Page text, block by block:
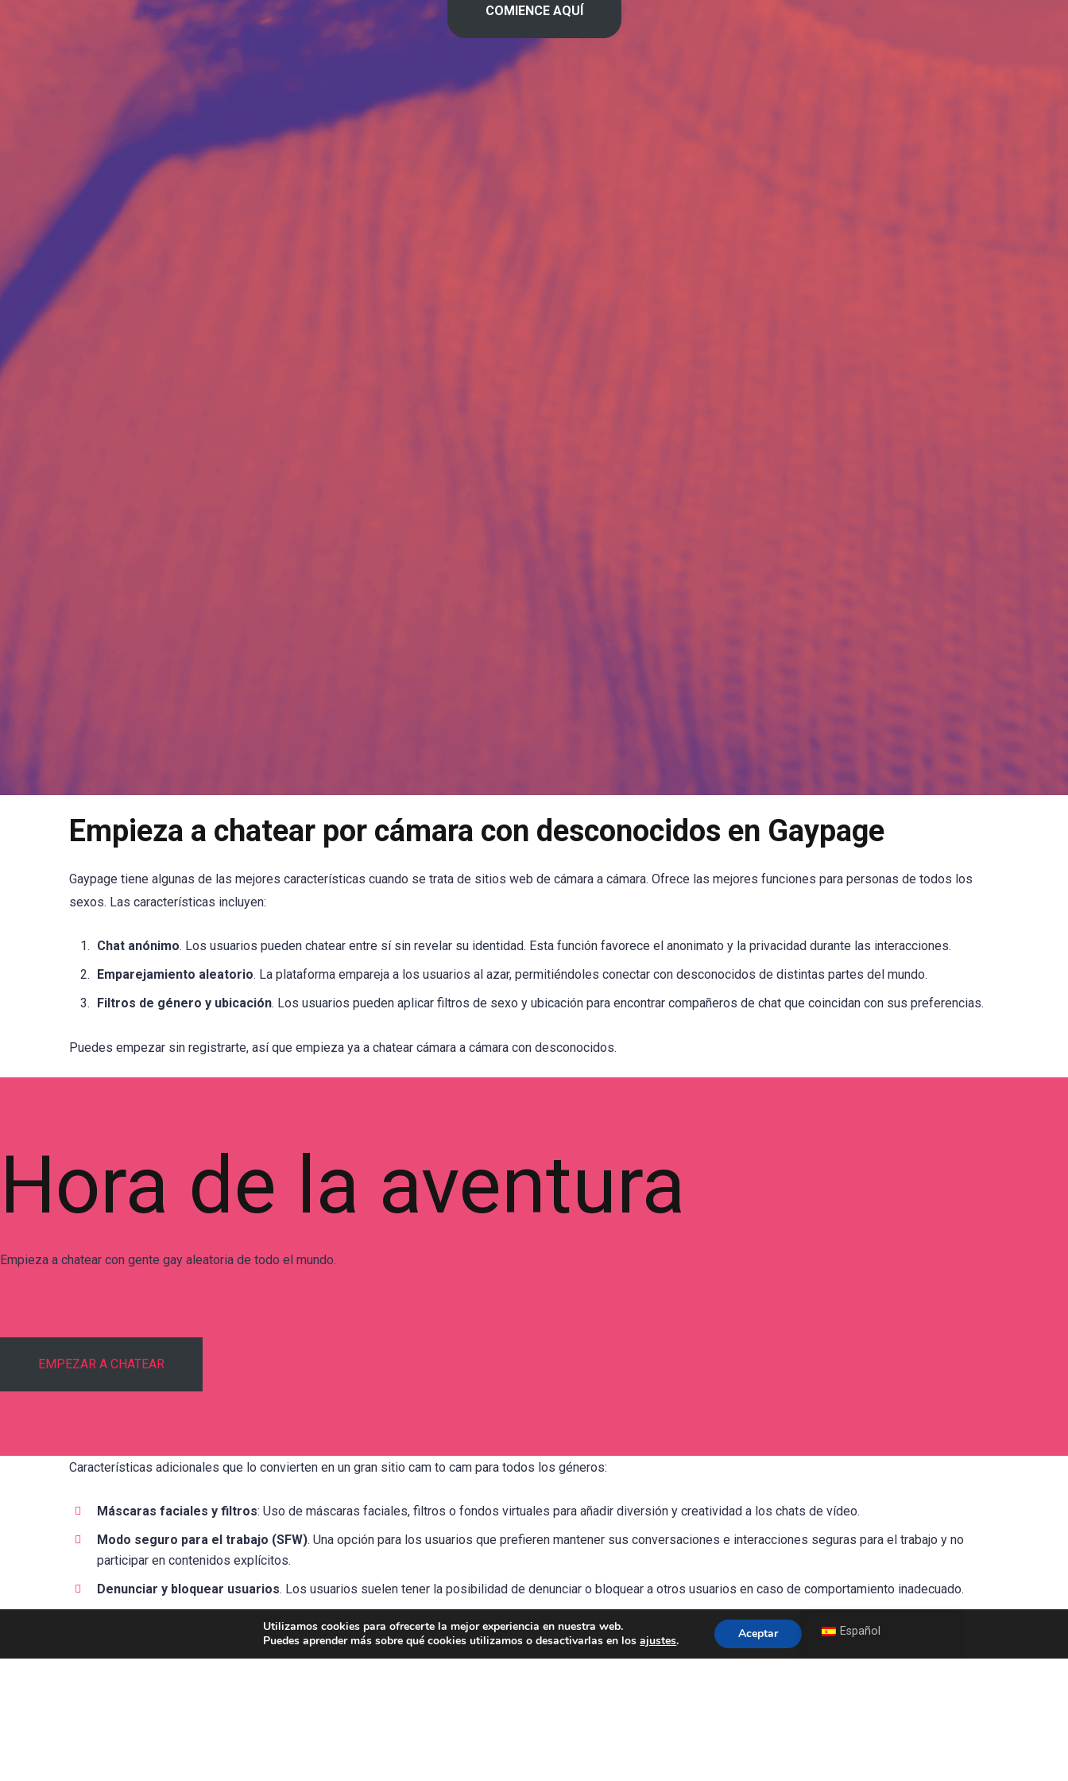
COMIENCE AQUÍ
Empieza a chatear por cámara con desconocidos en Gaypage
Gaypage tiene algunas de las mejores características cuando se trata de sitios web de cámara a cámara. Ofrece las mejores funciones para personas de todos los
sexos. Las características incluyen:
Chat anónimo. Los usuarios pueden chatear entre sí sin revelar su identidad. Esta función favorece el anonimato y la privacidad durante las interacciones.
Emparejamiento aleatorio. La plataforma empareja a los usuarios al azar, permitiéndoles conectar con desconocidos de distintas partes del mundo.
Filtros de género y ubicación. Los usuarios pueden aplicar filtros de sexo y ubicación para encontrar compañeros de chat que coincidan con sus preferencias.
Puedes empezar sin registrarte, así que empieza ya a chatear cámara a cámara con desconocidos.
Hora de la aventura
Empieza a chatear con gente gay aleatoria de todo el mundo.
EMPEZAR A CHATEAR
Características adicionales que lo convierten en un gran sitio cam to cam para todos los géneros:
Máscaras faciales y filtros: Uso de máscaras faciales, filtros o fondos virtuales para añadir diversión y creatividad a los chats de vídeo.
Modo seguro para el trabajo (SFW). Una opción para los usuarios que prefieren mantener sus conversaciones e interacciones seguras para el trabajo y no
participar en contenidos explícitos.
Denunciar y bloquear usuarios. Los usuarios suelen tener la posibilidad de denunciar o bloquear a otros usuarios en caso de comportamiento inadecuado.
Es importante recordar que participar en videoconferencias anónimas con desconocidos puede entrañar riesgos, así que actúa con cautela, ten en cuenta tu información
personal y sigue las directrices de la plataforma para garantizar una experiencia segura y agradable. Informa siempre de cualquier comportamiento sospechoso o
Español
Utilizamos cookies para ofrecerte la mejor experiencia en nuestra web.
Puedes aprender más sobre qué cookies utilizamos o desactivarlas en losajustes. Aceptar